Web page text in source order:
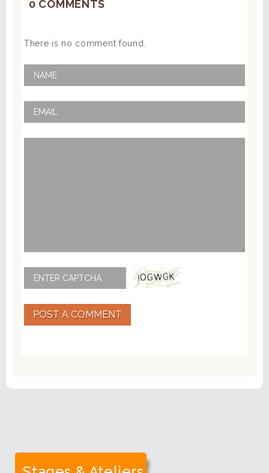
0 COMMENTS
There is no comment found.
POST A COMMENT